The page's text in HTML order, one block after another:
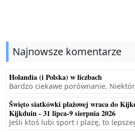
Najnowsze komentarze
Holandia (i Polska) w liczbach
Bardzo ciekawe porównanie.
Święto siatkówki plażowej wraca do
Kijkduin - 31 lipca-9 sierpnia 2026
Jeśli ktoś lubi sport i plażę, to